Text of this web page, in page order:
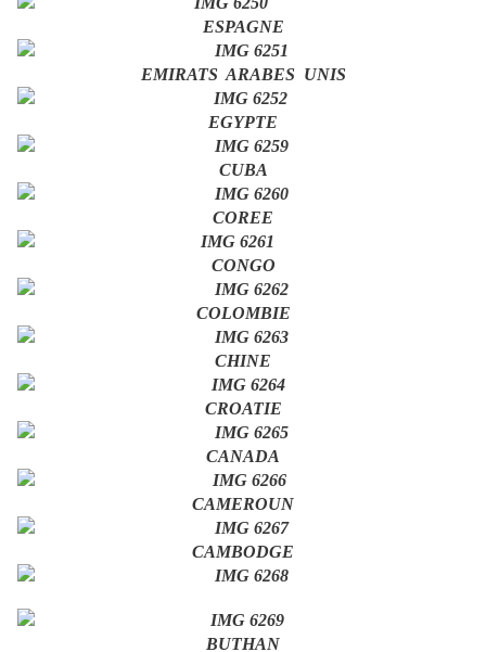
ESPAGNE
EMIRATS ARABES UNIS
EGYPTE
CUBA
COREE
CONGO
COLOMBIE
CHINE
CROATIE
CANADA
CAMEROUN
CAMBODGE
BUTHAN